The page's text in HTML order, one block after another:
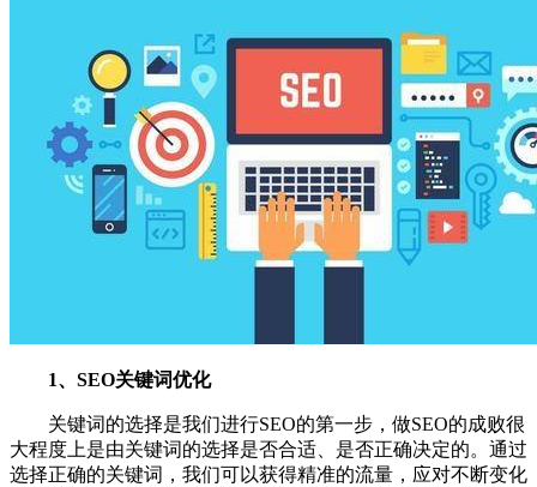
1、SEO关键词优化
关键词的选择是我们进行SEO的第一步，做SEO的成败很
大程度上是由关键词的选择是否合适、是否正确决定的。通过
选择正确的关键词，我们可以获得精准的流量，应对不断变化